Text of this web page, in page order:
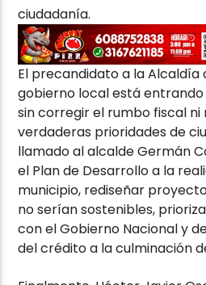
ciudadanía.
El precandidato a la Alcaldía
gobierno local está
sin corregir el rumbo fiscal ni
verdaderas prioridades de
llamado al alcalde Germán
el Plan de Desarrollo a la
municipio, rediseñar
no serían sostenibles,
con el Gobierno Nacional y
del crédito a la culminación